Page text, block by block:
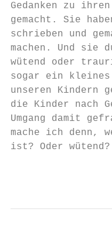
Gedanken zu
gemacht. Sie
schrieben und
machen. Und
wütend oder
sogar ein
unseren
die Kinder
Umgang
mache ich
ist? Oder